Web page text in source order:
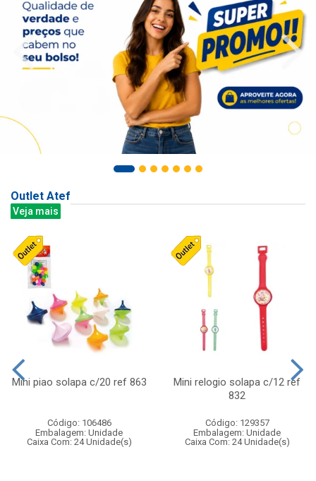
Outlet Atef
Veja mais
Mini piao solapa c/20 ref 863
Código: 106486
Embalagem: Unidade
Caixa Com: 24 Unidade(s)
Mini relogio solapa c/12 ref
832
Código: 129357
Embalagem: Unidade
Caixa Com: 24 Unidade(s)